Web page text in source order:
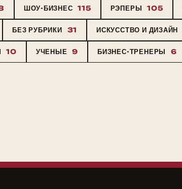
ШОУ-БИЗНЕС 115 РЭПЕРЫ 105
БЕЗ РУБРИКИ 31 ИСКУССТВО И ДИЗАЙН
10 УЧЕНЫЕ 9 БИЗНЕС-ТРЕНЕРЫ 6